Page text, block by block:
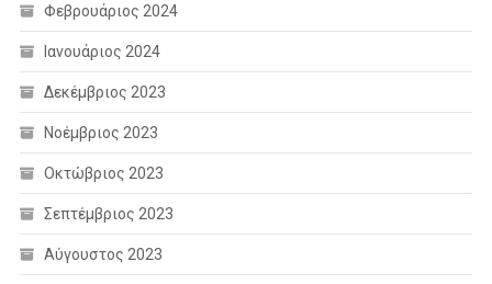
Φεβρουάριος 2024
Ιανουάριος 2024
Δεκέμβριος 2023
Νοέμβριος 2023
Οκτώβριος 2023
Σεπτέμβριος 2023
Αύγουστος 2023